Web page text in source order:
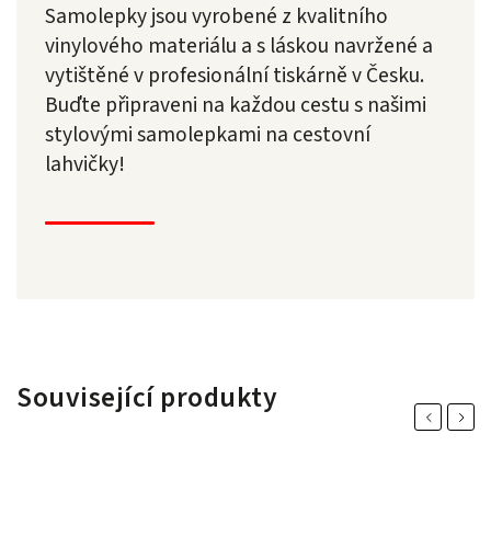
Samolepky jsou vyrobené z kvalitního
vinylového materiálu a s láskou navržené a
vytištěné v profesionální tiskárně v Česku.
Buďte připraveni na každou cestu s našimi
stylovými samolepkami na cestovní
lahvičky!
Související produkty PreviousNext